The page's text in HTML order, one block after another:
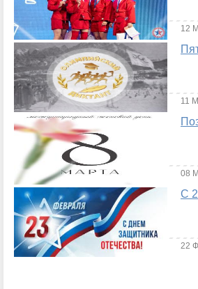
12
11
08
С
22